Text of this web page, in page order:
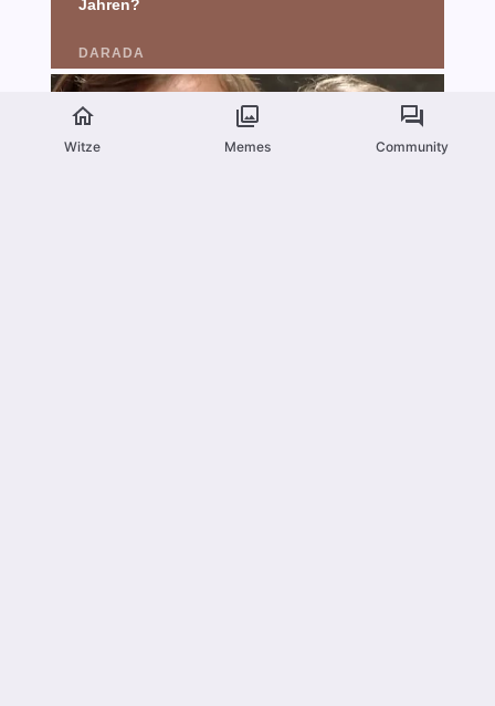
Witze Memes Community